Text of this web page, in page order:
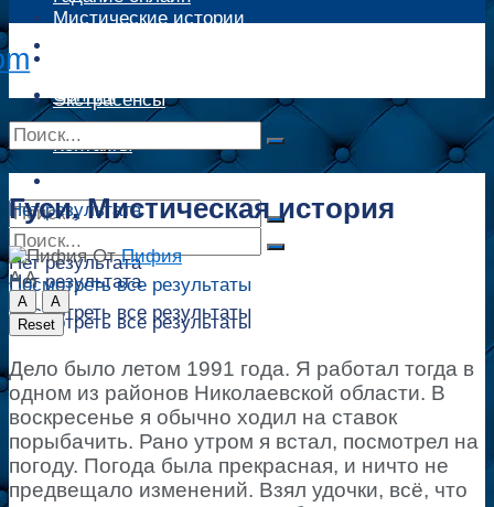
Сонник
Контакты
Нет результата
Посмотреть все результаты
Мистические истории
Экстрасенсы
Сонник
Нет результата
Посмотреть все результаты
Нет результата
Посмотреть все результаты
Гуси. Мистическая история
От Пифия
A A
A
A
Reset
Дело было летом 1991 года. Я работал тогда в
одном из районов Николаевской области. В
воскресенье я обычно ходил на ставок
порыбачить. Рано утром я встал, посмотрел на
погоду. Погода была прекрасная, и ничто не
предвещало изменений. Взял удочки, всё, что